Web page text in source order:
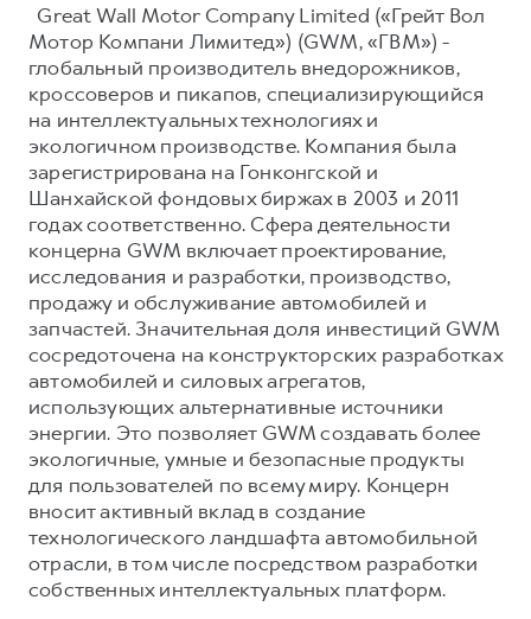
Great Wall Motor Company Limited («Грейт Вол
Мотор Компани Лимитед») (GWM, «ГВМ») -
глобальный производитель внедорожников,
кроссоверов и пикапов, специализирующийся
на интеллектуальных технологиях и
экологичном производстве. Компания была
зарегистрирована на Гонконгской и
Шанхайской фондовых биржах в 2003 и 2011
годах соответственно. Сфера деятельности
концерна GWM включает проектирование,
исследования и разработки, производство,
продажу и обслуживание автомобилей и
запчастей. Значительная доля инвестиций GWM
сосредоточена на конструкторских разработках
автомобилей и силовых агрегатов,
использующих альтернативные источники
энергии. Это позволяет GWM создавать более
экологичные, умные и безопасные продукты
для пользователей по всему миру. Концерн
вносит активный вклад в создание
технологического ландшафта автомобильной
отрасли, в том числе посредством разработки
собственных интеллектуальных платформ.